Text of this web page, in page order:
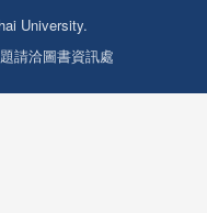
University.
請洽圖書資訊處